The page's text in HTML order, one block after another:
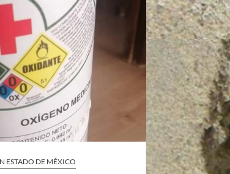
ESTADO DE MÉXICO